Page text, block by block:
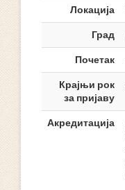
Локација
Град
Почетак
Крајњи рок
за пријаву
Акредитација